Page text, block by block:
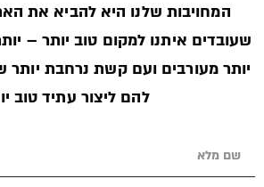
המחויבות שלנו היא להביא את
שעובדים איתנו למקום טוב יותר –
יותר מעורבים ועם קשת נרחבת
להם ליצור עתיד טוב